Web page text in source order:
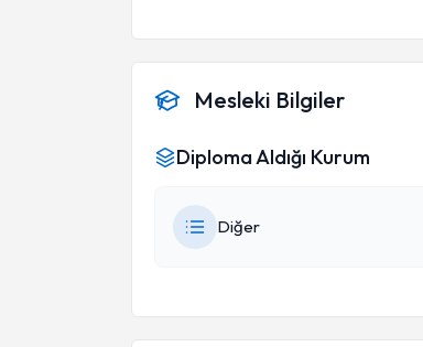
Mesleki Bilgiler
Diploma Aldığı Kurum
Diğer